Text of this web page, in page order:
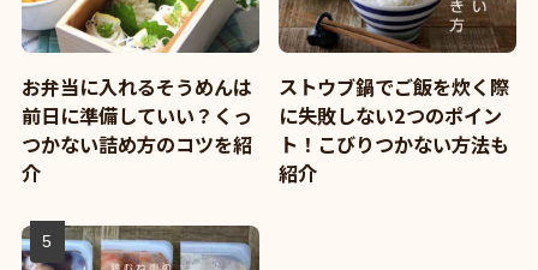
お弁当に入れるそうめんは
前日に準備していい？くっ
つかない詰め方のコツを紹
介
ストウブ鍋でご飯を炊く際
に失敗しない2つのポイン
ト！こびりつかない方法も
紹介